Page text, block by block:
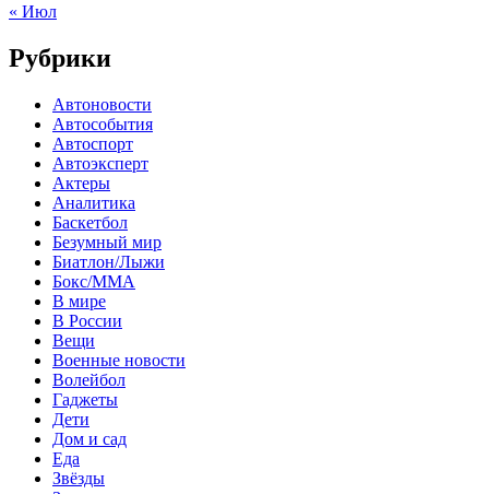
« Июл
Рубрики
Автоновости
Автособытия
Автоспорт
Автоэксперт
Актеры
Аналитика
Баскетбол
Безумный мир
Биатлон/Лыжи
Бокс/MMA
В мире
В России
Вещи
Военные новости
Волейбол
Гаджеты
Дети
Дом и сад
Еда
Звёзды